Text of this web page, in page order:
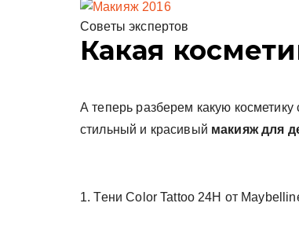
Советы экспертов
Какая
А теперь разберем какую косметику
стильный и красивый макияж для
1. Тени Color Tattoo 24Н от